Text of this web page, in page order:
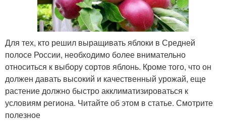
Для тех, кто решил выращивать яблоки в Средней
полосе России, необходимо более внимательно
относиться к выбору сортов яблонь. Кроме того, что он
должен давать высокий и качественный урожай, еще
растение должно быстро акклиматизироваться к
условиям региона. Читайте об этом в статье. Смотрите
полезное